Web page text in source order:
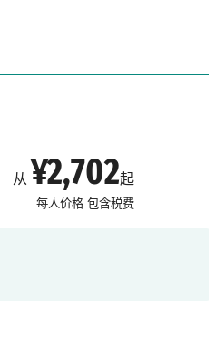
从 ¥2,702起
每人价格 包含税费